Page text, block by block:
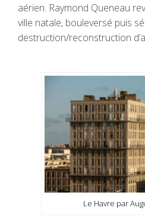
aérien. Raymond Queneau
ville natale, bouleversé puis
destruction/reconstruction
Le Havre par